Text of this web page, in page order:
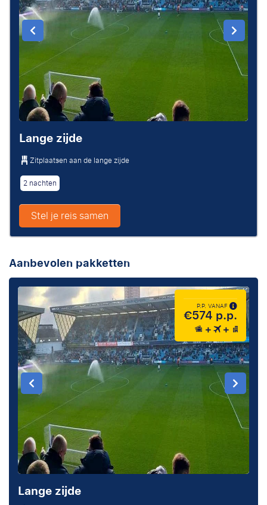
Lange zijde
Zitplaatsen aan de lange zijde
2 nachten
Stel je reis samen
Aanbevolen pakketten
P.P. VANAF
€574 p.p.
Lange zijde